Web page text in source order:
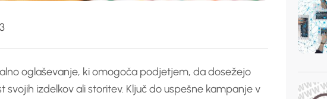
oglaševanje, ki omogoča podjetjem, da dosežejo
izdelkov ali storitev. Ključ do uspešne kampanje v